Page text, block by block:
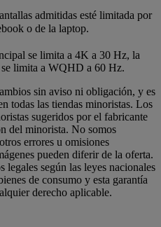
admitidas esté limitada por
o de la laptop.
se limita a 4K a 30 Hz, la
limita a WQHD a 60 Hz.
sin aviso ni obligación, y es
todas las tiendas minoristas. Los
sugeridos por el fabricante
del minorista. No somos
errores u omisiones
pueden diferir de la oferta.
legales según las leyes nacionales
de consumo y esta garantía
derecho aplicable.